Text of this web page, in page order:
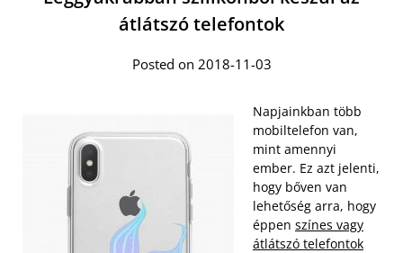
átlátszó telefontok
Posted on 2018-11-03
Napjainkban több
mobiltelefon van,
mint amennyi
ember. Ez azt jelenti,
hogy bőven van
lehetőség arra, hogy
éppen színes vagy
átlátszó telefontok